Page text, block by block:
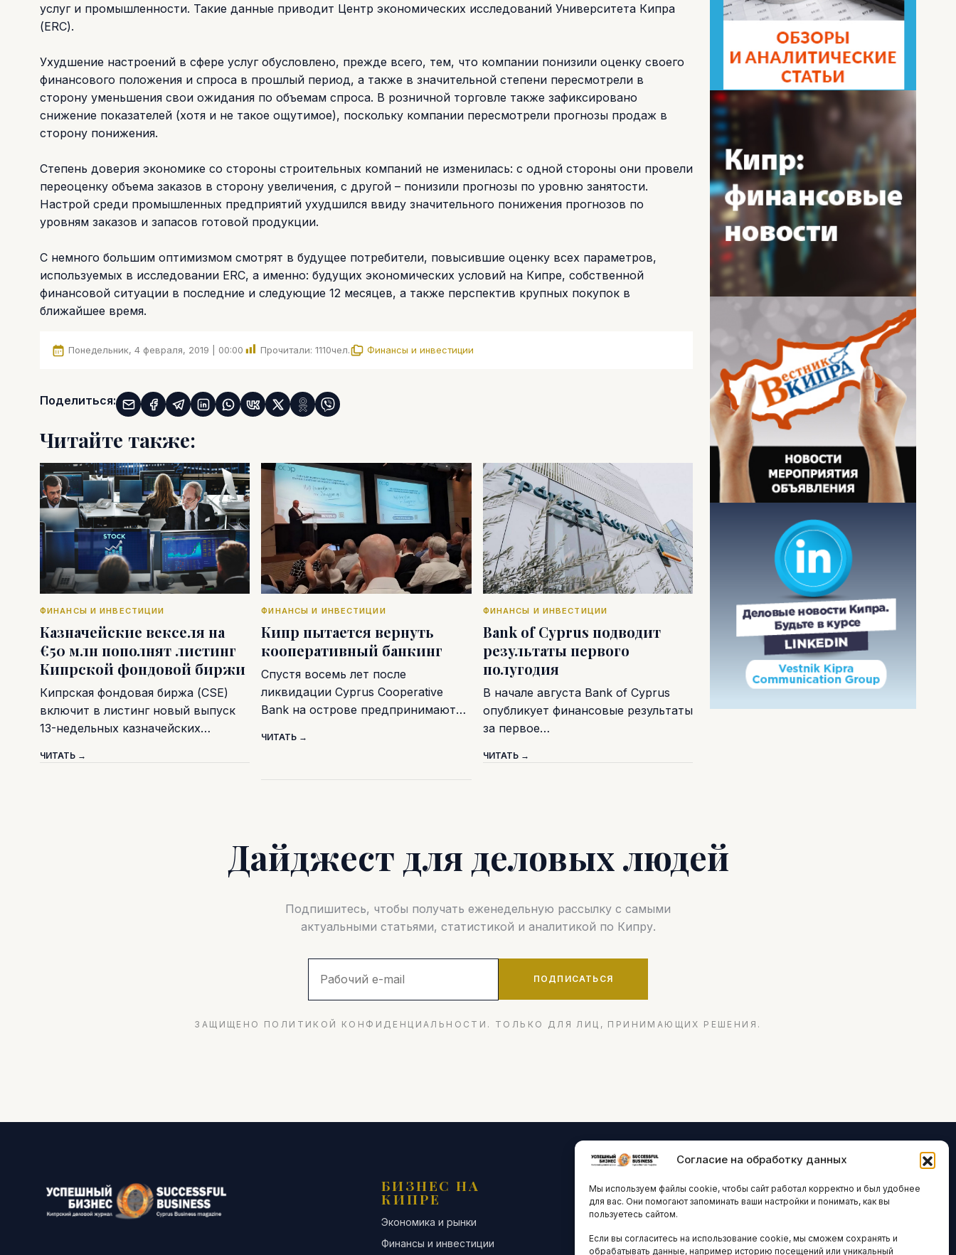
Согласие на обработку данных
Мы используем файлы cookie, чтобы сайт работал корректно и был удобнее
для вас. Они помогают запоминать ваши настройки и понимать, как вы
пользуетесь сайтом.
Если вы согласитесь на использование cookie, мы сможем сохранять и
обрабатывать данные, например историю посещений или уникальный
услуг и промышленности. Такие данные приводит Центр экономических исследований Университета Кипра
(ERC).
Ухудшение настроений в сфере услуг обусловлено, прежде всего, тем, что компании понизили оценку своего
финансового положения и спроса в прошлый период, а также в значительной степени пересмотрели в
сторону уменьшения свои ожидания по объемам спроса. В розничной торговле также зафиксировано
снижение показателей (хотя и не такое ощутимое), поскольку компании пересмотрели прогнозы продаж в
сторону понижения.
Степень доверия экономике со стороны строительных компаний не изменилась: с одной стороны они провели
переоценку объема заказов в сторону увеличения, с другой – понизили прогнозы по уровню занятости.
Настрой среди промышленных предприятий ухудшился ввиду значительного понижения прогнозов по
уровням заказов и запасов готовой продукции.
С немного большим оптимизмом смотрят в будущее потребители, повысившие оценку всех параметров,
используемых в исследовании ERC, а именно: будущих экономических условий на Кипре, собственной
финансовой ситуации в последние и следующие 12 месяцев, а также перспектив крупных покупок в
ближайшее время.
Понедельник, 4 февраля, 2019 | 00:00 Прочитали: 1110чел. Финансы и инвестиции
Поделиться:
Читайте также:
ФИНАНСЫ И ИНВЕСТИЦИИ
Казначейские векселя на
€50 млн пополнят листинг
Кипрской фондовой биржи
Кипрская фондовая биржа (CSE)
включит в листинг новый выпуск
13-недельных казначейских…
ЧИТАТЬ →
ФИНАНСЫ И ИНВЕСТИЦИИ
Кипр пытается вернуть
кооперативный банкинг
Спустя восемь лет после
ликвидации Cyprus Cooperative
Bank на острове предпринимают…
ЧИТАТЬ →
ФИНАНСЫ И ИНВЕСТИЦИИ
Bank of Cyprus подводит
результаты первого
полугодия
В начале августа Bank of Cyprus
опубликует финансовые результаты
за первое…
ЧИТАТЬ →
Дайджест для деловых людей
Подпишитесь, чтобы получать еженедельную рассылку с самыми
актуальными статьями, статистикой и аналитикой по Кипру.
ПОДПИСАТЬСЯ
ЗАЩИЩЕНО ПОЛИТИКОЙ КОНФИДЕНЦИАЛЬНОСТИ. ТОЛЬКО ДЛЯ ЛИЦ, ПРИНИМАЮЩИХ РЕШЕНИЯ.
БИЗНЕС НА
КИПРЕ
Экономика и рынки
Финансы и инвестиции
ТЕХНОЛОГИИ И
ИННОВАЦИИ
Стартапы и исследования
Цифровая экономика
ARTICLES IN
ENGLISH
НАВИГАЦИЯ